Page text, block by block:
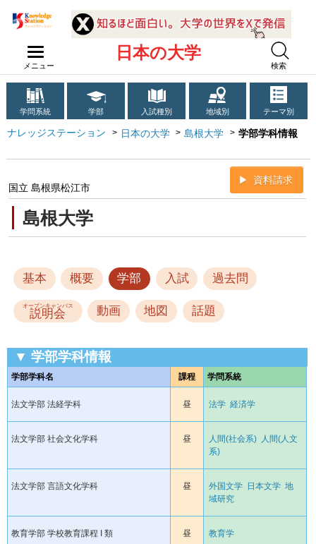
メニュー
日本の大学
検索
学問系統 学部 入試種別 地域別 テーマ別
ナレッジステーション 日本の大学 島根大学 学部学科情報
島根大学
国立 島根県松江市
資料請求
基本 概要 学部 入試 過去問
オープンキャンパス
説明会 動画 地図 話題
▼ 学部学科情報
学部学科名 課程 学問系統
法文学部 法経学科 昼 法学 経済学
法文学部 社会文化学科 昼 人間(社会系) 人間(人文
系)
法文学部 言語文化学科 昼 外国文学 日本文学 地
域研究
教育学部 学校教育課程 I 類 昼 教育学